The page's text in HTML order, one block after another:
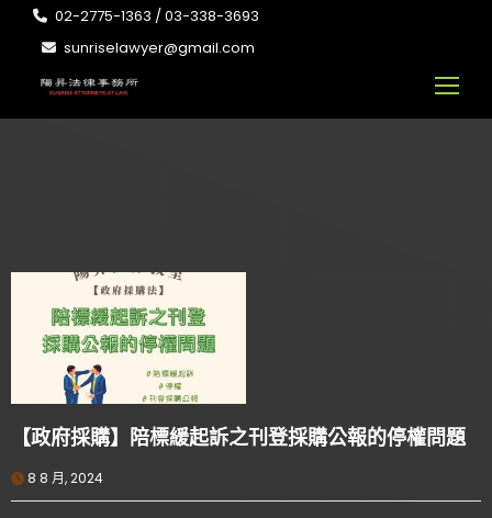
02-2775-1363 / 03-338-3693
sunriselawyer@gmail.com
【政府採購】陪標緩起訴之刊登採購公報的停權問題
8 8 月, 2024